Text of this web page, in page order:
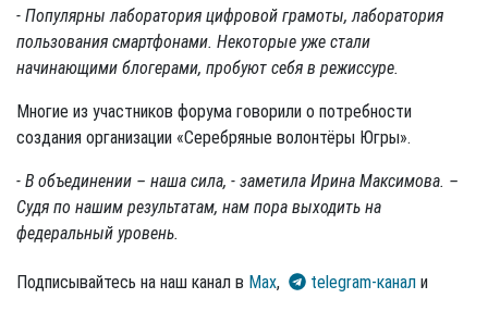
- Популярны лаборатория цифровой грамоты, лаборатория
пользования смартфонами. Некоторые уже стали
начинающими блогерами, пробуют себя в режиссуре.
Многие из участников форума говорили о потребности
создания организации «Серебряные волонтёры Югры».
- В объединении – наша сила, - заметила Ирина Максимова. –
Судя по нашим результатам, нам пора выходить на
федеральный уровень.
Подписывайтесь на наш канал в Max, telegram-канал и